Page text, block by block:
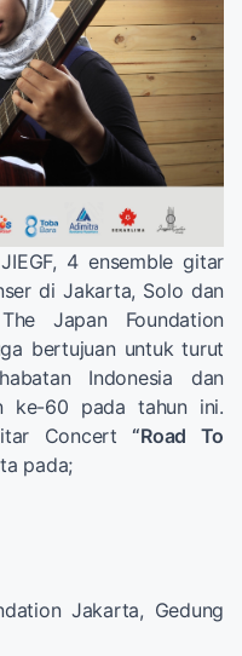
4 ensemble gitar
di Jakarta, Solo dan
Japan Foundation
bertujuan untuk turut
Indonesia dan
ke-60 pada tahun ini.
Concert“Road To
pada;
Jakarta, Gedung